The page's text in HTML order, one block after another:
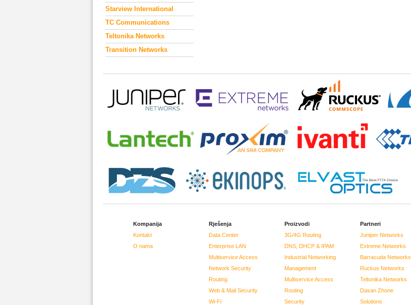
Starview International
TC Communications
Teltonika Networks
Transition Networks
Kompanija
Kontakt
O nama
Rješenja
Data Center
Enterprise LAN
Multiservice Access
Network Security
Routing
Web & Mail Security
Wi-Fi
Proizvodi
3G/4G Routing
DNS, DHCP & IPAM
Industrial Networking
Management
Multiservice Access
Routing
Security
Partneri
Juniper Networks
Extreme Networks
Barracuda Networks
Ruckus Networks
Teltonika Networks
Dasan Zhone
Solutions